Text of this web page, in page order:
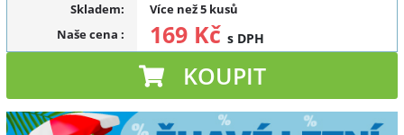
Skladem:
Více než 5 kusů
Naše cena : 169 Kč s DPH
KOUPIT